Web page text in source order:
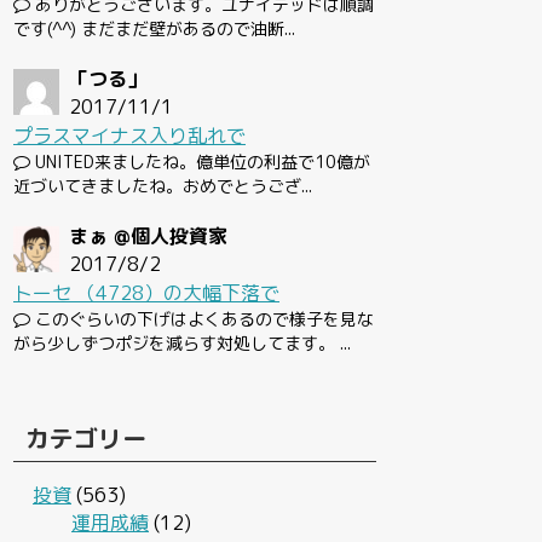
です(^^) まだまだ壁があるので油断...
「つる」
2017/11/1
プラスマイナス入り乱れで
UNITED来ましたね。億単位の利益で10億が
近づいてきましたね。おめでとうござ...
まぁ @個人投資家
2017/8/2
トーセ （4728）の大幅下落で
このぐらいの下げはよくあるので様子を見な
がら少しずつポジを減らす対処してます。 ...
カテゴリー
投資(563)
運用成績(12)